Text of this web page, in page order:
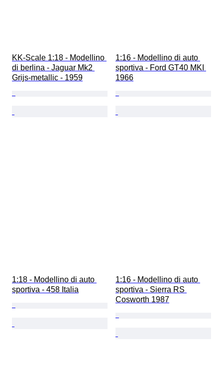
KK-Scale 1:18 - Modellino
di berlina - Jaguar Mk2
Grijs-metallic - 1959
1:16 - Modellino di auto
sportiva - Ford GT40 MKI
1966
1:18 - Modellino di auto
sportiva - 458 Italia
1:16 - Modellino di auto
sportiva - Sierra RS
Cosworth 1987